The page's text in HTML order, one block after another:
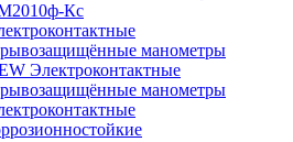
Кс
манометры
Электроконтактные
манометры